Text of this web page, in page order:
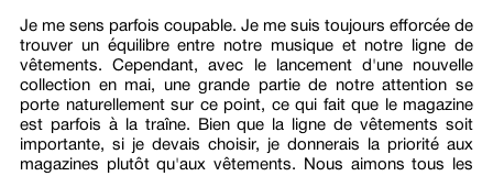
Je me sens parfois coupable. Je me suis toujours efforcée de
trouver un équilibre entre notre musique et notre ligne de
vêtements. Cependant, avec le lancement d'une nouvelle
collection en mai, une grande partie de notre attention se
porte naturellement sur ce point, ce qui fait que le magazine
est parfois à la traîne. Bien que la ligne de vêtements soit
importante, si je devais choisir, je donnerais la priorité aux
magazines plutôt qu'aux vêtements. Nous aimons tous les